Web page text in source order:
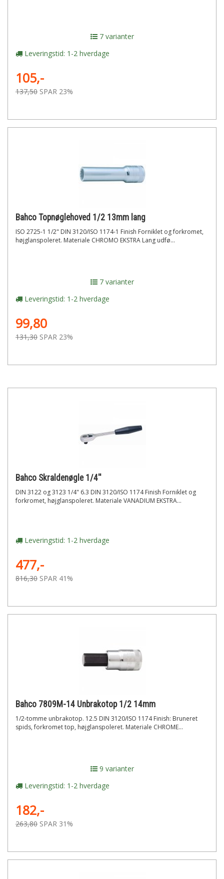
7 varianter
Leveringstid: 1-2 hverdage
105,-
137,50 SPAR 23%
Bahco Topnøglehoved 1/2 13mm lang
ISO 2725-1 1/2" DIN 3120/ISO 1174-1 Finish Forniklet og forkromet,
højglanspoleret. Materiale CHROMO EKSTRA Lang udfø...
7 varianter
Leveringstid: 1-2 hverdage
99,80
131,30 SPAR 23%
Bahco Skraldenøgle 1/4''
DIN 3122 og 3123 1/4" 6.3 DIN 3120/ISO 1174 Finish Forniklet og
forkromet, højglanspoleret. Materiale VANADIUM EKSTRA...
Leveringstid: 1-2 hverdage
477,-
816,30 SPAR 41%
Bahco 7809M-14 Unbrakotop 1/2 14mm
1/2-tomme unbrakotop. 12.5 DIN 3120/ISO 1174 Finish: Bruneret
spids, forkromet top, højglanspoleret. Materiale CHROME...
9 varianter
Leveringstid: 1-2 hverdage
182,-
263,80 SPAR 31%